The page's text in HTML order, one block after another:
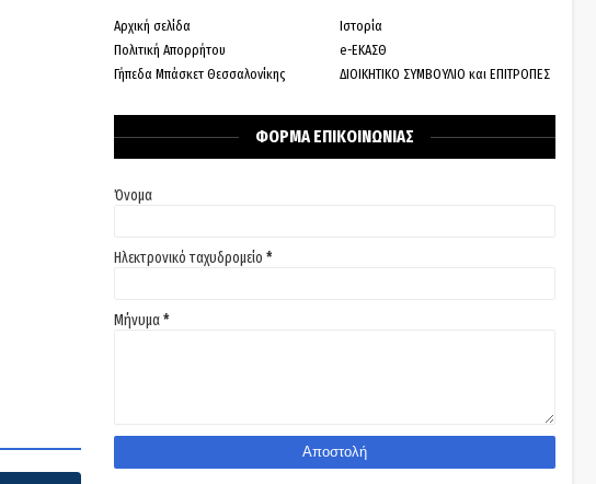
Αρχική σελίδα
Ιστορία
Πολιτική Απορρήτου
e-ΕΚΑΣΘ
Γήπεδα Μπάσκετ Θεσσαλονίκης
ΔΙΟΙΚΗΤΙΚΟ ΣΥΜΒΟΥΛΙΟ και ΕΠΙΤΡΟΠΕΣ
ΦΟΡΜΑ ΕΠΙΚΟΙΝΩΝΙΑΣ
Όνομα
Ηλεκτρονικό ταχυδρομείο *
Μήνυμα*